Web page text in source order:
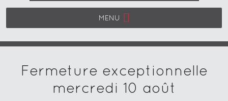
MENU
Fermeture exceptionnelle
mercredi 10 août